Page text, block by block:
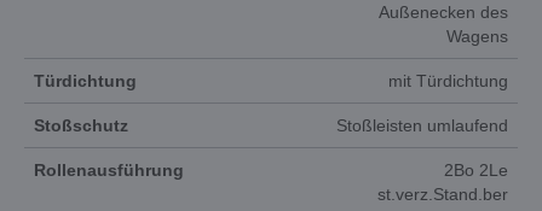
Außenecken des
Wagens
Türdichtung mit Türdichtung
Stoßschutz Stoßleisten umlaufend
Rollenausführung
2Bo 2Le
st.verz.Stand.ber